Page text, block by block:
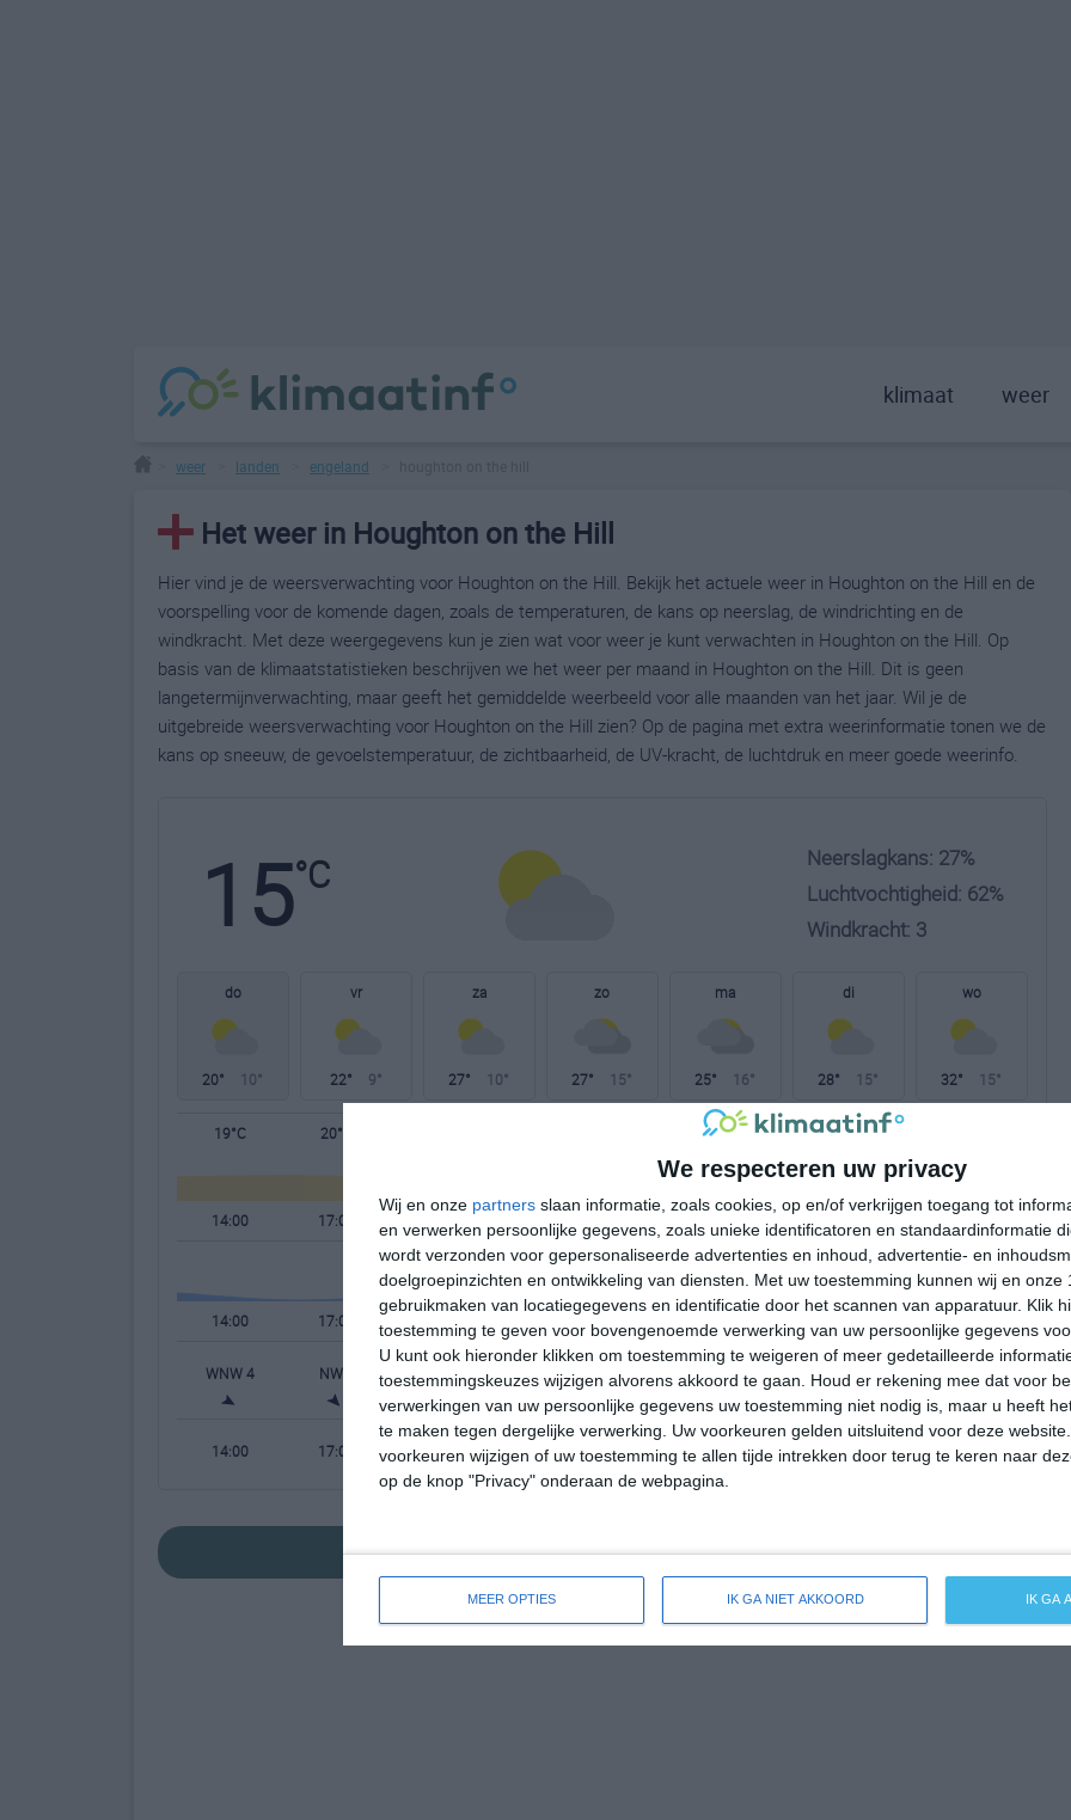
We respecteren uw privacy
Wij en onze partners slaan informatie, zoals cookies, op en/of verkrijgen toegang tot
en verwerken persoonlijke gegevens, zoals unieke identificatoren en standaardinformatie
wordt verzonden voor gepersonaliseerde advertenties en inhoud, advertentie- en
doelgroepinzichten en ontwikkeling van diensten.
Met uw toestemming kunnen wij en onze
gebruikmaken van locatiegegevens en identificatie door het scannen van apparatuur. Klik
toestemming te geven voor bovengenoemde verwerking van uw persoonlijke gegevens
U kunt ook hieronder klikken om toestemming te weigeren of meer gedetailleerde
toestemmingskeuzes wijzigen alvorens akkoord te gaan.
Houd er rekening mee dat voor
verwerkingen van uw persoonlijke gegevens uw toestemming niet nodig is, maar u heeft
te maken tegen dergelijke verwerking. Uw voorkeuren gelden uitsluitend voor deze
voorkeuren wijzigen of uw toestemming te allen tijde intrekken door terug te keren naar
op de knop "Privacy" onderaan de webpagina.
MEER OPTIES IK GA NIET AKKOORD IK GA
klimaat weer
weer landen engeland
Het weer in Houghton on the Hill
Hier vind je de weersverwachting voor Houghton on the Hill. Bekijk het actuele weer in Houghton on the Hill en de
voorspelling voor de komende dagen, zoals de temperaturen, de kans op neerslag, de windrichting en de
windkracht. Met deze weergegevens kun je zien wat voor weer je kunt verwachten in Houghton on the Hill. Op
basis van de klimaatstatistieken beschrijven we het weer per maand in Houghton on the Hill. Dit is geen
langetermijnverwachting, maar geeft het gemiddelde weerbeeld voor alle maanden van het jaar. Wil je de
uitgebreide weersverwachting voor Houghton on the Hill zien? Op de pagina met extra weerinformatie tonen we de
kans op sneeuw, de gevoelstemperatuur, de zichtbaarheid, de UV-kracht, de luchtdruk en meer goede weerinfo.
15°C
Neerslagkans: 27%
Luchtvochtigheid: 62%
Windkracht: 3
do
20° 10°
vr
22° 9°
za
27° 10°
zo
27° 15°
ma
25° 16°
di
28° 15°
wo
32° 15°
19°C 20°C 9°C 13°C
14:00 17:00 20:00 23:00 05:00 11:00
14:00 17:00 20:00 05:00 11:00
WNW 4 NW 4 NW 3 WNW 1 ZZW 1 WZW 3
14:00 17:00 20:00 23:00 02:00 05:00 08:00 11:00
bekijk de uitgebreide weersverwachting voor Houghton on the Hill